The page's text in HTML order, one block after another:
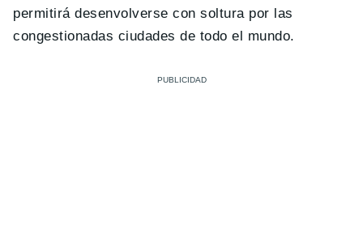
permitirá desenvolverse con soltura por las
congestionadas ciudades de todo el mundo.